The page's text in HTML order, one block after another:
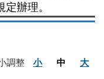
辦理。
調整 小 中 大